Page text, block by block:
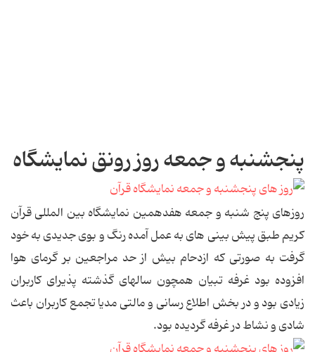
پنجشنبه و جمعه روز رونق نمایشگاه
روزهای پنج شنبه و جمعه هفدهمین نمایشگاه بین المللی قرآن
کریم طبق پیش بینی های به عمل آمده رنگ و بوی جدیدی به خود
گرفت به صورتی که ازدحام بیش از حد مراجعین بر گرمای هوا
افزوده بود غرفه تبیان همچون سالهای گذشته پذیرای کاربران
زیادی بود و در بخش اطلاع رسانی و مالتی مدیا تجمع کاربران باعث
شادی و نشاط در غرفه گردیده بود.